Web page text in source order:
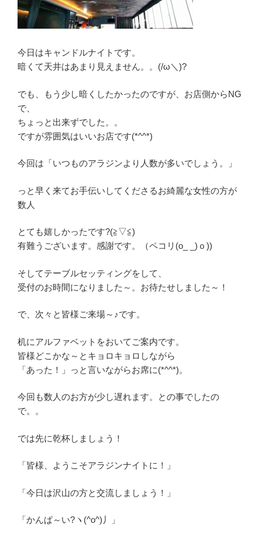
今日はキャンドルナイトです。
暗くて天井はあまり見えません。。(/ω＼)?
でも、もう少し暗くしたかったのですが、お店側からNG
で、
ちょっと出来ずでした。。
ですが雰囲気はいいお店です(*^^*)
今回は「いつものアラジンより人数が多いでしょう。」
っと早く来てお手伝いしてくださるお綺麗な女性の方が
数人
とても嬉しかったです?(≧▽≦)
有難うございます。感謝です。（ペコリ(o_ _)ｏ))
そしてテーブルセッティングをして、
受付のお時間になりました～。お待たせしました～！
で、次々と皆様ご来場～♪です。
机にアルファベットをおいてご案内です。
皆様どこかな～とキョロキョロしながら
「あった！」っと言いながらお席に(*^^*)。
今回も数人のお方が少し遅れます。との事でしたの
で。。
では先に乾杯しましょう！
「皆様、ようこそアラジンナイトに！」
「今日は沢山の方と交流しましょう！」
「かんぱ～い?ヽ(^o^)丿」